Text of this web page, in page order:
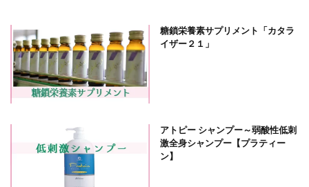
糖鎖栄養素サプリメント「カタラ
イザー２１」
アトピー シャンプー～弱酸性低刺
激全身シャンプー【プラティー
ン】